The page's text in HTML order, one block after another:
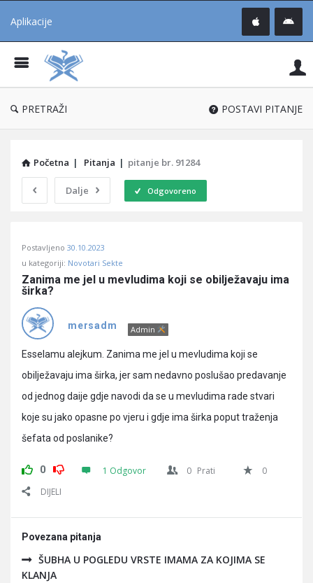
Aplikacije
®
PRETRAŽI POSTAVI PITANJE
Početna | Pitanja | pitanje br. 91284
Dalje Odgovoreno
Učene
Latest
Pitanja
Postavljeno 30.10.2023
u kategoriji: Novotari Sekte
Zanima me jel u mevludima koji se obilježavaju ima
širka?
mersadm Admin
Esselamu alejkum. Zanima me jel u mevludima koji se
obilježavaju ima širka, jer sam nedavno poslušao predavanje
od jednog daije gdje navodi da se u mevludima rade stvari
koje su jako opasne po vjeru i gdje ima širka poput traženja
šefata od poslanike?
0 1 Odgovor 0 Prati
0
DIJELI
Povezana pitanja
ŠUBHA U POGLEDU VRSTE IMAMA ZA KOJIMA SE
KLANJA